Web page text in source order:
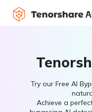
Try our Free AI
Achieve a